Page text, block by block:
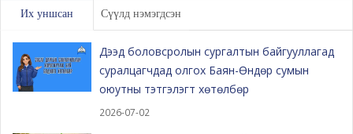
Их уншсан Сүүлд нэмэгдсэн
Дээд боловсролын сургалтын байгууллагад
суралцагчдад олгох Баян-Өндөр сумын
оюутны тэтгэлэгт хөтөлбөр
2026-07-02